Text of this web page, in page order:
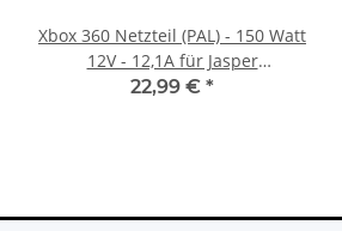
Xbox 360 Netzteil (PAL) - 150 Watt
12V - 12,1A für Jasper
Mainboards gebraucht
22,99 € *